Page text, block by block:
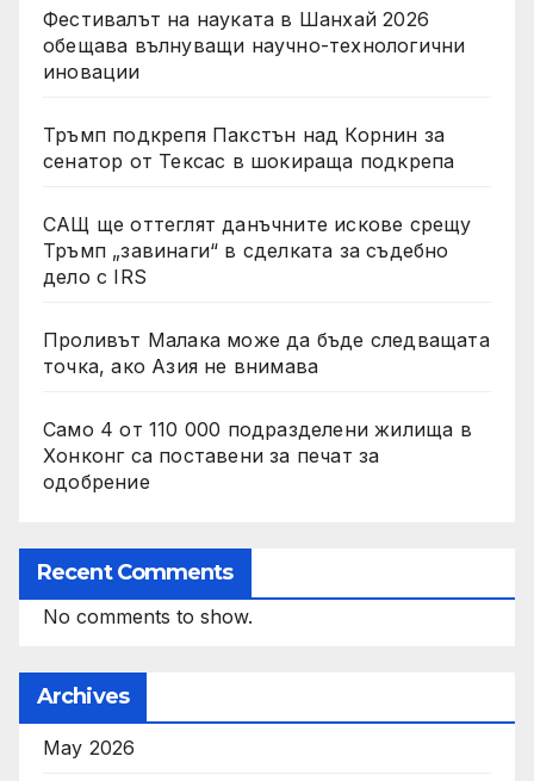
Фестивалът на науката в Шанхай 2026
обещава вълнуващи научно-технологични
иновации
Тръмп подкрепя Пакстън над Корнин за
сенатор от Тексас в шокираща подкрепа
САЩ ще оттеглят данъчните искове срещу
Тръмп „завинаги“ в сделката за съдебно
дело с IRS
Проливът Малака може да бъде следващата
точка, ако Азия не внимава
Само 4 от 110 000 подразделени жилища в
Хонконг са поставени за печат за
одобрение
Recent Comments
No comments to show.
Archives
May 2026